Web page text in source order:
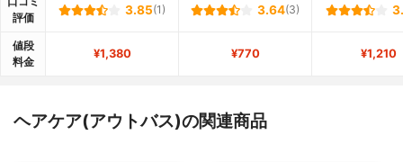
評価
3.85(1) 3.64(3)
値段
料金
¥1,380 ¥770 ¥1,210
ヘアケア(アウトバス)の関連商品